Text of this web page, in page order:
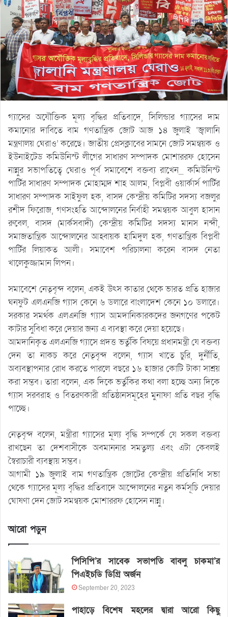
গ্যাসের অযৌক্তিক মূল্য বৃদ্ধির প্রতিবাদে, সিলিন্ডার গ্যাসের দাম
কমানোর দাবিতে বাম গণতান্ত্রিক জোট আজ ১৪ জুলাই ‘জ্বালানি
মন্ত্রণালয় ঘেরাও’ করেছে। জাতীয় প্রেসক্লাবের সামনে জোট সমন্বয়ক ও
ইউনাইটেড কমিউনিস্ট লীগের সাধারণ সম্পাদক মোশাররফ হোসেন
নান্নুর সভাপতিত্বে ঘেরাও পূর্ব সমাবেশে বক্তব্য রাখেন_ কমিউনিস্ট
পার্টির সাধারণ সম্পাদক মোহাম্মদ শাহ আলম, বিপ্লবী ওয়ার্কার্স পার্টির
সাধারণ সম্পাদক সাইফুল হক, বাসদ কেন্দ্রীয় কমিটির সদস্য বজলুর
রশীদ ফিরোজ, গণসংহতি আন্দোলনের নির্বাহী সমন্বয়ক আবুল হাসান
রুবেল, বাসদ (মার্কসবাদী) কেন্দ্রীয় কমিটির সদস্য মানস নন্দী,
সমাজতান্ত্রিক আন্দোলনের আহ্বায়ক হামিদুল হক, গণতান্ত্রিক বিপ্লবী
পার্টির লিয়াকত আলী। সমাবেশ পরিচালনা করেন বাসদ নেতা
খালেকুজ্জামান লিপন।
সমাবেশে নেতৃবৃন্দ বলেন, একই উৎস কাতার থেকে ভারত প্রতি হাজার
ঘনফুট এলএনজি গ্যাস কেনে ৬ ডলারে বাংলাদেশ কেনে ১০ ডলারে।
সরকার সমর্থক এলএনজি গ্যাস আমদানিকারকদের জনগণের পকেট
কাটার সুবিধা করে দেয়ার জন্য এ ব্যবস্থা করে দেয়া হয়েছে।
আমদানিকৃত এলএনজি গ্যাসে প্রদত্ত ভর্তুকি বিষয়ে প্রধানমন্ত্রী যে বক্তব্য
দেন তা নাকচ করে নেতৃবৃন্দ বলেন, গ্যাস খাতে চুরি, দুর্নীতি,
অব্যবস্থাপনার রোধ করতে পারলে বছরে ১৬ হাজার কোটি টাকা সাশ্রয়
করা সম্ভব। তারা বলেন, এক দিকে ভর্তুকির কথা বলা হচ্ছে অন্য দিকে
গ্যাস সরবরাহ ও বিতরণকারী প্রতিষ্ঠানসমূহের মুনাফা প্রতি বছর বৃদ্ধি
পাচ্ছে।
নেতৃবৃন্দ বলেন, মন্ত্রীরা গ্যাসের মূল্য বৃদ্ধি সম্পর্কে যে সকল বক্তব্য
রাখছেন তা দেশবাসীকে অবমাননার সমতুল্য এবং এটা কেবলই
স্বৈরাচারী ব্যবস্থায় সম্ভব।
আগামী ১৯ জুলাই বাম গণতান্ত্রিক জোটের কেন্দ্রীয় প্রতিনিধি সভা
থেকে গ্যাসের মূল্য বৃদ্ধির প্রতিবাদে আন্দোলনের নতুন কর্মসূচি দেয়ার
ঘোষণা দেন জোট সমন্বয়ক মোশাররফ হোসেন নান্নু।
আরো পড়ুন
পিসিপি’র সাবেক সভাপতি বাবলু চাকমা’র
পিএইচডি ডিগ্রি অর্জন
September 20, 2023
পাহাড়ে বিশেষ মহলের দ্বারা আরো কিছু